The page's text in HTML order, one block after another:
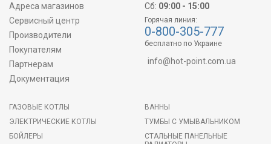
Адреса магазинов
Сервисный центр
Производители
Покупателям
Партнерам
Документация
Сб: 09:00 - 15:00
Горячая линия:
0-800-305-777
бесплатно по Украине
info@hot-point.com.ua
ГАЗОВЫЕ КОТЛЫ
ЭЛЕКТРИЧЕСКИЕ КОТЛЫ
БОЙЛЕРЫ
ВАННЫ
ТУМБЫ С УМЫВАЛЬНИКОМ
СТАЛЬНЫЕ ПАНЕЛЬНЫЕ